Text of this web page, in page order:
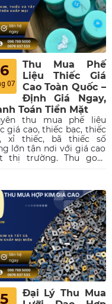
07
Thu Mua Phế
Liệu Thiếc Giá
Cao Toàn Quốc –
Định Giá Ngay,
Toán Tiền Mặt
thu mua phế liệu
giá cao, thiếc bạc, thiếc
xỉ thiếc, bã thiếc số
lớn tận nơi với giá cao
thị trường. Thu gom
Liên hệ ngay để nhận
giá hôm nay!
Đại Lý Thu Mua